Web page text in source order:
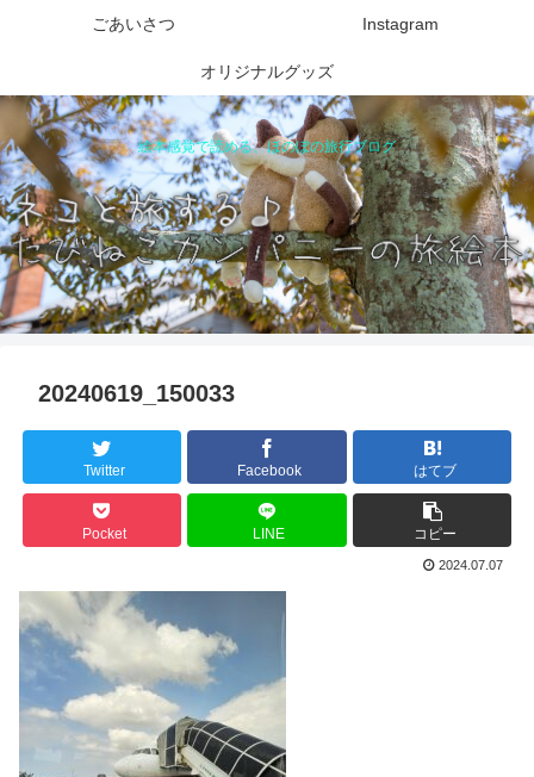
絵本感覚で読める、ほのぼの旅行ブログ
ごあいさつ Instagram
オリジナルグッズ
20240619_150033
Twitter Facebook はてブ
Pocket LINE コピー
2024.07.07